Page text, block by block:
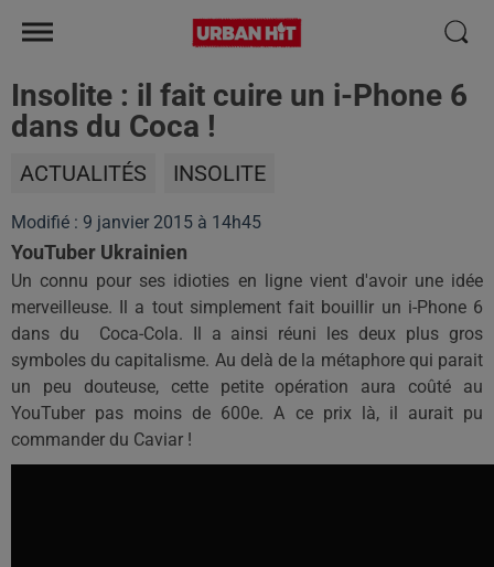
Insolite : il fait cuire un i-Phone 6
dans du Coca !
ACTUALITÉS INSOLITE
Modifié : 9 janvier 2015 à 14h45
YouTuber Ukrainien
Un connu pour ses idioties en ligne vient d'avoir une idée
merveilleuse. Il a tout simplement fait bouillir un i-Phone 6
dans du Coca-Cola. Il a ainsi réuni les deux plus gros
symboles du capitalisme. Au delà de la métaphore qui parait
un peu douteuse, cette petite opération aura coûté au
YouTuber pas moins de 600e. A ce prix là, il aurait pu
commander du Caviar !